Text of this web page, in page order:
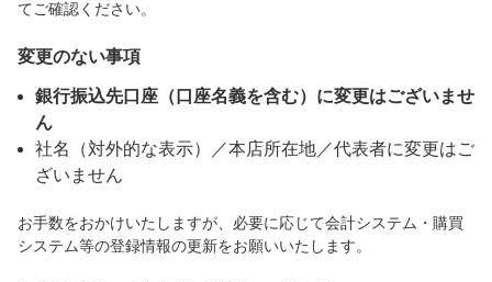
てご確認ください。
変更のない事項
銀行振込先口座（口座名義を含む）に変更はございませ
ん
社名（対外的な表示）／本店所在地／代表者に変更はご
ざいません
お手数をおかけいたしますが、必要に応じて会計システム・購買
システム等の登録情報の更新をお願いいたします。